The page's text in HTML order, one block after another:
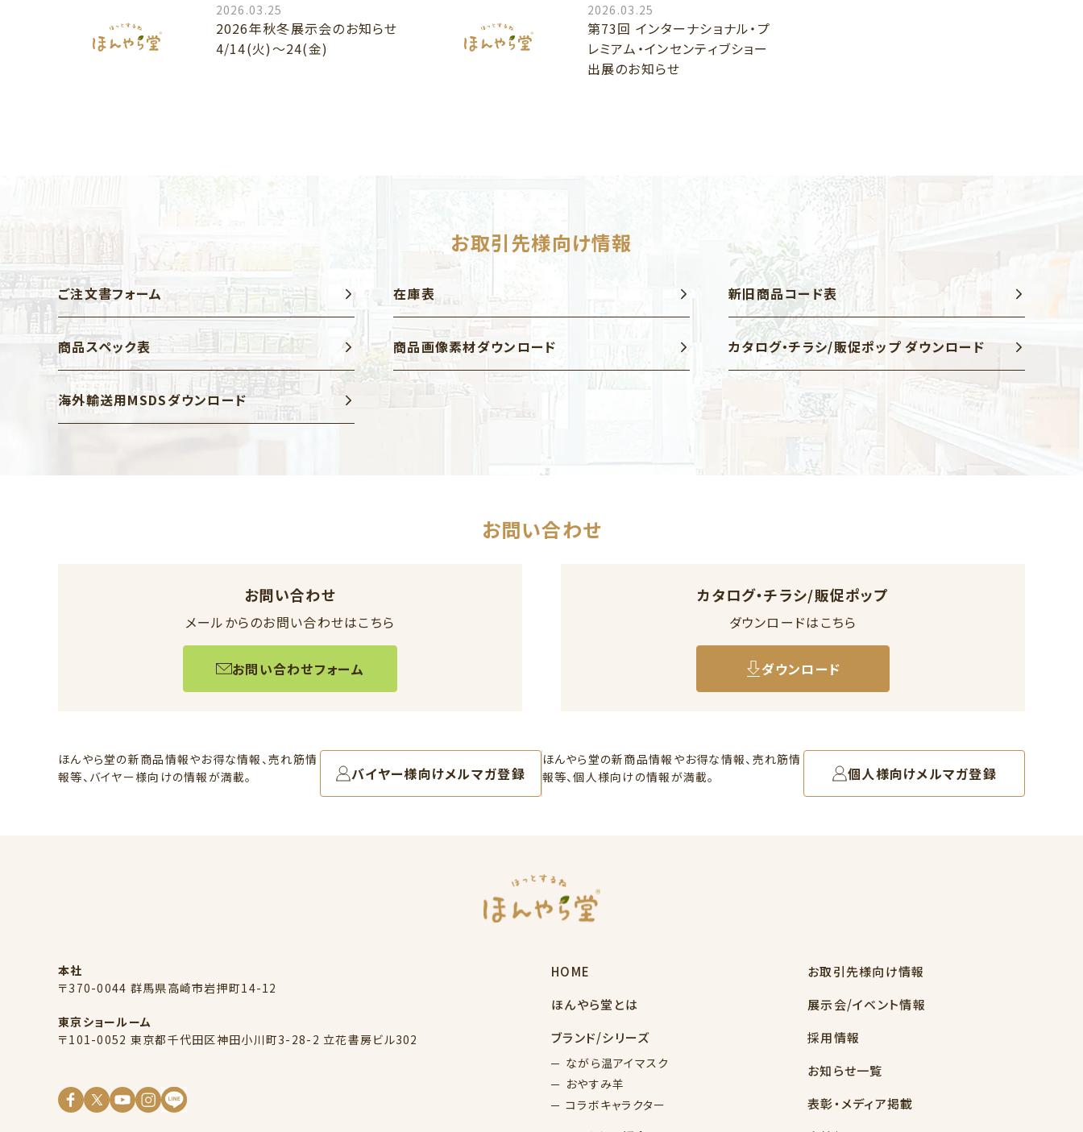
2026.03.25
2026年秋冬展示会のお知らせ
4/14(火)～24(金)
2026.03.25
第73回 インターナショナル・プ
レミアム・インセンティブショー
出展のお知らせ
お取引先様向け情報
ご注文書フォーム 在庫表 新旧商品コード表
商品スペック表 商品画像素材ダウンロード カタログ・チラシ/販促ポップ ダウンロード
海外輸送用MSDSダウンロード
お問い合わせ
お問い合わせ
メールからのお問い合わせはこちら
お問い合わせフォーム
カタログ・チラシ/販促ポップ
ダウンロードはこちら
ダウンロード
ほんやら堂の新商品情報やお得な情報、売れ筋情
報等、バイヤー様向けの情報が満載。
バイヤー様向けメルマガ登録
ほんやら堂の新商品情報やお得な情報、売れ筋情
報等、個人様向けの情報が満載。
個人様向けメルマガ登録
本社
〒370-0044 群馬県高崎市岩押町14-12
東京ショールーム
〒101-0052 東京都千代田区神田小川町3-28-2 立花書房ビル302
HOME
ほんやら堂とは
ブランド/シリーズ
ながら温アイマスク
おやすみ羊
コラボキャラクター
お取引先様向け情報
展示会/イベント情報
採用情報
お知らせ一覧
表彰・メディア掲載